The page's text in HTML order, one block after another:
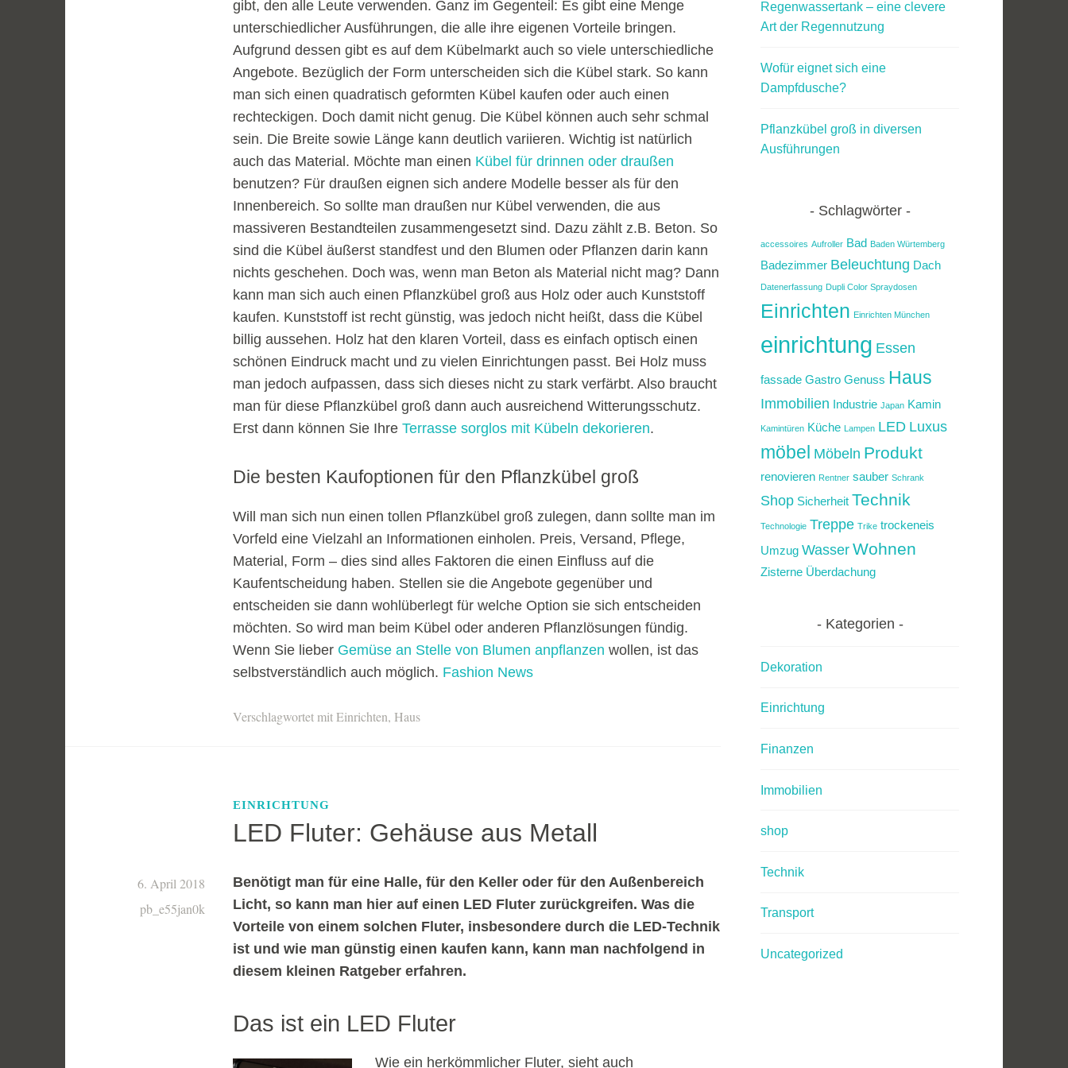
gibt, den alle Leute verwenden. Ganz im Gegenteil: Es gibt eine Menge
unterschiedlicher Ausführungen, die alle ihre eigenen Vorteile bringen.
Aufgrund dessen gibt es auf dem Kübelmarkt auch so viele unterschiedliche
Angebote. Bezüglich der Form unterscheiden sich die Kübel stark. So kann
man sich einen quadratisch geformten Kübel kaufen oder auch einen
rechteckigen. Doch damit nicht genug. Die Kübel können auch sehr schmal
sein. Die Breite sowie Länge kann deutlich variieren. Wichtig ist natürlich
auch das Material. Möchte man einen Kübel für drinnen oder draußen
benutzen? Für draußen eignen sich andere Modelle besser als für den
Innenbereich. So sollte man draußen nur Kübel verwenden, die aus
massiveren Bestandteilen zusammengesetzt sind. Dazu zählt z.B. Beton. So
sind die Kübel äußerst standfest und den Blumen oder Pflanzen darin kann
nichts geschehen. Doch was, wenn man Beton als Material nicht mag? Dann
kann man sich auch einen Pflanzkübel groß aus Holz oder auch Kunststoff
kaufen. Kunststoff ist recht günstig, was jedoch nicht heißt, dass die Kübel
billig aussehen. Holz hat den klaren Vorteil, dass es einfach optisch einen
schönen Eindruck macht und zu vielen Einrichtungen passt. Bei Holz muss
man jedoch aufpassen, dass sich dieses nicht zu stark verfärbt. Also braucht
man für diese Pflanzkübel groß dann auch ausreichend Witterungsschutz.
Erst dann können Sie Ihre Terrasse sorglos mit Kübeln dekorieren.
Die besten Kaufoptionen für den Pflanzkübel groß
Will man sich nun einen tollen Pflanzkübel groß zulegen, dann sollte man im
Vorfeld eine Vielzahl an Informationen einholen. Preis, Versand, Pflege,
Material, Form – dies sind alles Faktoren die einen Einfluss auf die
Kaufentscheidung haben. Stellen sie die Angebote gegenüber und
entscheiden sie dann wohlüberlegt für welche Option sie sich entscheiden
möchten. So wird man beim Kübel oder anderen Pflanzlösungen fündig.
Wenn Sie lieber Gemüse an Stelle von Blumen anpflanzen wollen, ist das
selbstverständlich auch möglich. Fashion News
Verschlagwortet mitEinrichten, Haus
EINRICHTUNG
LED Fluter: Gehäuse aus Metall
6. April 2018
pb_e55jan0k
Benötigt man für eine Halle, für den Keller oder für den Außenbereich
Licht, so kann man hier auf einen LED Fluter zurückgreifen. Was die
Vorteile von einem solchen Fluter, insbesondere durch die LED-Technik
ist und wie man günstig einen kaufen kann, kann man nachfolgend in
diesem kleinen Ratgeber erfahren.
Das ist ein LED Fluter
Wie ein herkömmlicher Fluter, sieht auch
Regenwassertank – eine clevere
Art der Regennutzung
Wofür eignet sich eine
Dampfdusche?
Pflanzkübel groß in diversen
Ausführungen
Schlagwörter
accessoires Aufroller Bad Baden Würtemberg
Badezimmer Beleuchtung Dach
Datenerfassung Dupli Color Spraydosen
Einrichten Einrichten München
einrichtung Essen
fassade Gastro Genuss Haus
Immobilien Industrie Japan Kamin
Kamintüren Küche Lampen LED Luxus
möbel Möbeln Produkt
renovieren Rentner sauber Schrank
Shop Sicherheit Technik
Technologie Treppe Trike trockeneis
Umzug WasserWohnen
Zisterne Überdachung
Kategorien
Dekoration
Einrichtung
Finanzen
Immobilien
shop
Technik
Transport
Uncategorized